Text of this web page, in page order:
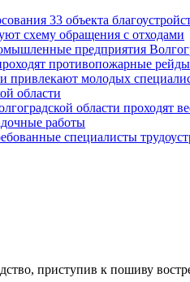
33 объекта
схему обращения с отходами
предприятия
противопожарные
привлекают молодых
области
области проходят
работы
специалисты
приступив к пошиву